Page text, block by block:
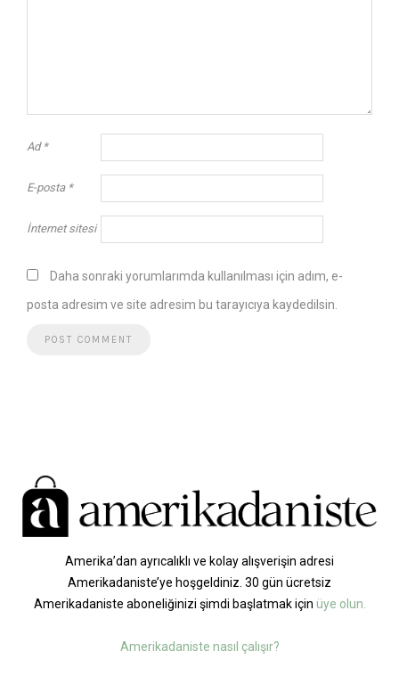
Ad *
E-posta *
İnternet sitesi
Daha sonraki yorumlarımda kullanılması için adım, e-
posta adresim ve site adresim bu tarayıcıya kaydedilsin.
Amerika’dan ayrıcalıklı ve kolay alışverişin adresi
Amerikadaniste’ye hoşgeldiniz. 30 gün ücretsiz
Amerikadaniste aboneliğinizi şimdi başlatmak için üye olun.
Amerikadaniste nasıl çalışır?